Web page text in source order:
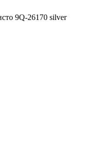
9Q-26170 silver